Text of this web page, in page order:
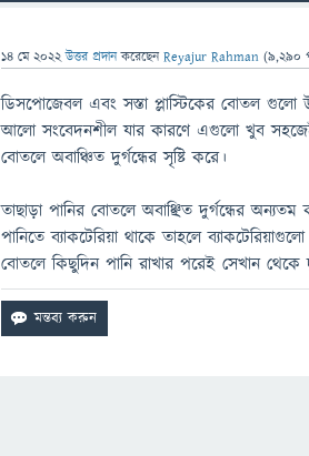
14 মে 2022 উত্তর প্রদান করেছেনReyajur Rahman (9,290
ডিসপোজেবল এবং সস্তা প্লাস্টিকের বোতল গুলো
আলো সংবেদনশীল যার কারণে এগুলো খুব সহজেই
বোতলে অবাঞ্চিত দুর্গন্ধের সৃষ্টি করে।
তাছাড়া পানির বোতলে অবাঞ্ছিত দুর্গন্ধের
পানিতে ব্যাকটেরিয়া থাকে তাহলে
বোতলে কিছুদিন পানি রাখার পরেই সেখান থেকে